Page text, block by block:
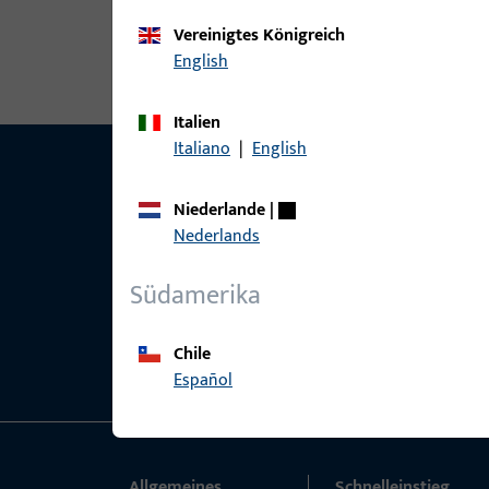
Vereinigtes Königreich
English
Italien
Italiano | English
Niederlande|
Nederlands
Südamerika
Chile
Español